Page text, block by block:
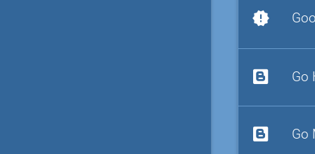
new_releases
Go
Go